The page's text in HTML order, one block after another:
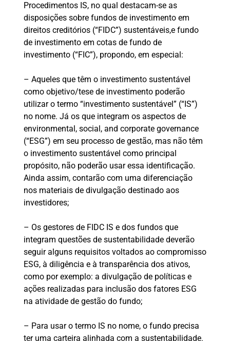
Procedimentos IS, no qual destacam-se as
disposições sobre fundos de investimento em
direitos creditórios (“FIDC”) sustentáveis,e fundo
de investimento em cotas de fundo de
investimento (“FIC”), propondo, em especial:
– Aqueles que têm o investimento sustentável
como objetivo/tese de investimento poderão
utilizar o termo “investimento sustentável” (“IS”)
no nome. Já os que integram os aspectos de
environmental, social, and corporate governance
(“ESG”) em seu processo de gestão, mas não têm
o investimento sustentável como principal
propósito, não poderão usar essa identificação.
Ainda assim, contarão com uma diferenciação
nos materiais de divulgação destinado aos
investidores;
– Os gestores de FIDC IS e dos fundos que
integram questões de sustentabilidade deverão
seguir alguns requisitos voltados ao compromisso
ESG, à diligência e à transparência dos ativos,
como por exemplo: a divulgação de políticas e
ações realizadas para inclusão dos fatores ESG
na atividade de gestão do fundo;
– Para usar o termo IS no nome, o fundo precisa
ter uma carteira alinhada com a sustentabilidade.